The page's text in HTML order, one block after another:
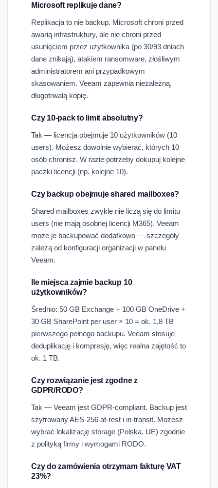
Microsoft replikuje dane?
Replikacja to nie backup. Microsoft chroni przed
awarią infrastruktury, ale nie chroni przed
usunięciem przez użytkownika (po 30/93 dniach
dane znikają), atakiem ransomware, złośliwym
administratorem ani przypadkowym
skasowaniem. Veeam zapewnia niezależną,
długotrwałą kopię.
Czy 10-pack to limit absolutny?
Tak — licencja obejmuje 10 użytkowników (10
users). Możesz dowolnie wybierać, których 10
osób chronisz. W razie potrzeby dokupuj kolejne
paczki licencji (np. kolejne 10).
Czy backup obejmuje shared mailboxes?
Shared mailboxes zwykle nie liczą się do limitu
users (nie mają osobnej licencji M365). Veeam
może je backupować dodatkowo — szczegóły
zależą od konfiguracji organizacji w panelu
Veeam.
Ile miejsca zajmie backup 10
użytkowników?
Średnio: 50 GB Exchange + 100 GB OneDrive +
30 GB SharePoint per user × 10 = ok. 1,8 TB
pierwszego pełnego backupu. Veeam stosuje
deduplikację i kompresję, więc realna zajętość to
ok. 1 TB.
Czy rozwiązanie jest zgodne z
GDPR/RODO?
Tak — Veeam jest GDPR-compliant. Backup jest
szyfrowany AES-256 at-rest i in-transit. Możesz
wybrać lokalizację storage (Polska, UE) zgodnie
z polityką firmy i wymogami RODO.
Czy do zamówienia otrzymam fakturę VAT
23%?